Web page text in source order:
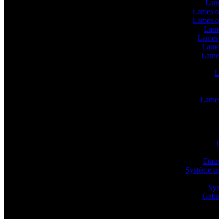
Lames
Lames
Système